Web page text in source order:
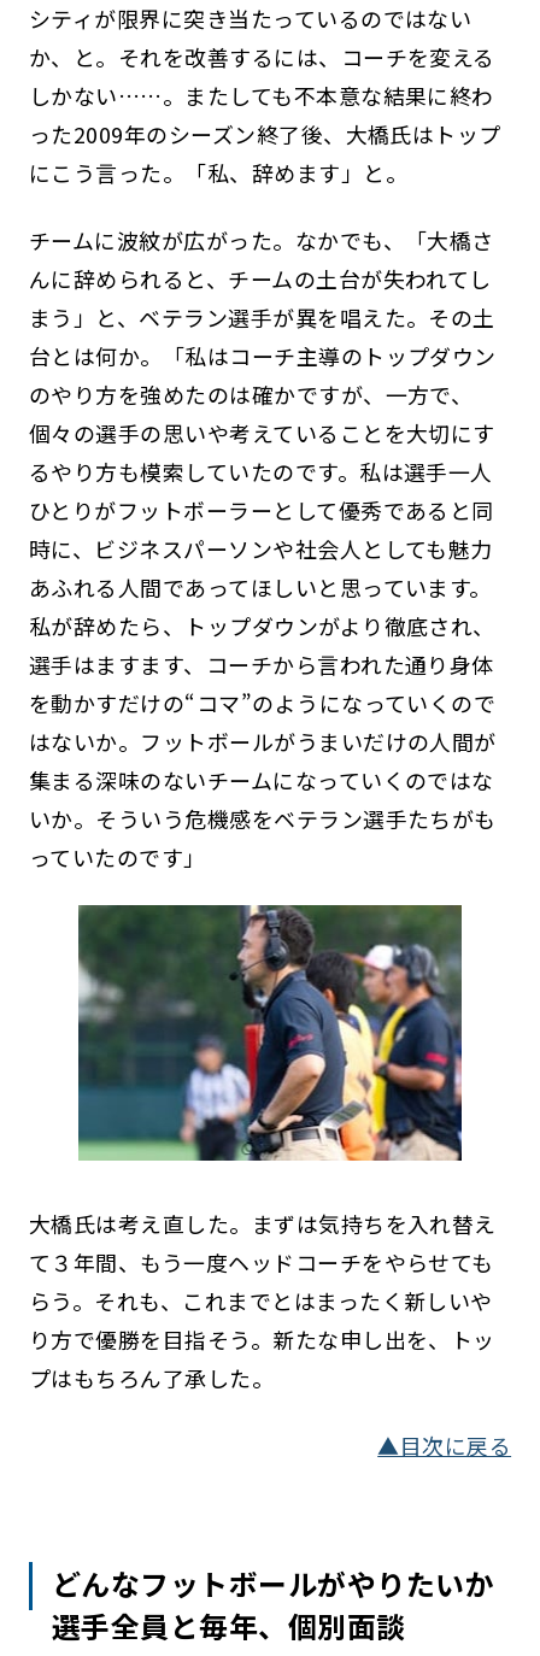
シティが限界に突き当たっているのではない
か、と。それを改善するには、コーチを変える
しかない……。またしても不本意な結果に終わ
った2009年のシーズン終了後、大橋氏はトップ
にこう言った。「私、辞めます」と。
チームに波紋が広がった。なかでも、「大橋さ
んに辞められると、チームの土台が失われてし
まう」と、ベテラン選手が異を唱えた。その土
台とは何か。「私はコーチ主導のトップダウン
のやり方を強めたのは確かですが、一方で、
個々の選手の思いや考えていることを大切にす
るやり方も模索していたのです。私は選手一人
ひとりがフットボーラーとして優秀であると同
時に、ビジネスパーソンや社会人としても魅力
あふれる人間であってほしいと思っています。
私が辞めたら、トップダウンがより徹底され、
選手はますます、コーチから言われた通り身体
を動かすだけの“コマ”のようになっていくので
はないか。フットボールがうまいだけの人間が
集まる深味のないチームになっていくのではな
いか。そういう危機感をベテラン選手たちがも
っていたのです」
大橋氏は考え直した。まずは気持ちを入れ替え
て３年間、もう一度ヘッドコーチをやらせても
らう。それも、これまでとはまったく新しいや
り方で優勝を目指そう。新たな申し出を、トッ
プはもちろん了承した。
▲目次に戻る
どんなフットボールがやりたいか
選手全員と毎年、個別面談